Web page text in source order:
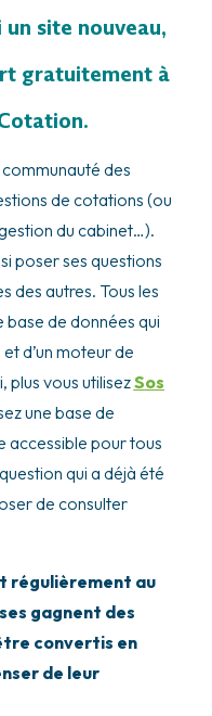
site nouveau,
gratuitement à
des
de cotations (ou
du cabinet…).
poser ses questions
des autres. Tous les
base de données qui
d’un moteur de
plus vous utilisezSos
une base de
accessible pour tous
qui a déjà été
de consulter
régulièrement au
gagnent des
convertis en
de leur